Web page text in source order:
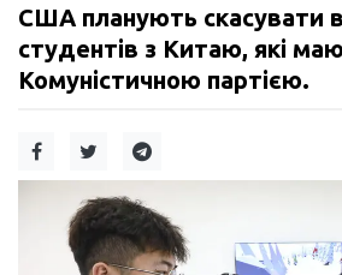
США планують скасувати
студентів з Китаю, які
Комуністичною партією.